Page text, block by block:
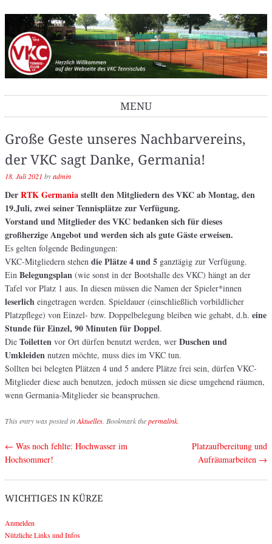
VKC Tennisclub
MENU
Große Geste unseres Nachbarvereins,
der VKC sagt Danke, Germania!
18. Juli 2021 byadmin
DerRTK Germaniastellt den Mitgliedern des VKC ab Montag, den
19.Juli, zwei seiner Tennisplätze zur Verfügung.
Vorstand und Mitglieder des VKC bedanken sich für dieses
großherzige Angebot und werden sich als gute Gäste erweisen.
Es gelten folgende Bedingungen:
VKC-Mitgliedern stehen die Plätze 4 und 5 ganztägig zur Verfügung.
Ein Belegungsplan (wie sonst in der Bootshalle des VKC) hängt an der
Tafel vor Platz 1 aus. In diesen müssen die Namen der Spieler*innen
leserlich eingetragen werden. Spieldauer (einschließlich vorbildlicher
Platzpflege) von Einzel- bzw. Doppelbelegung bleiben wie gehabt, d.h. eine
Stunde für Einzel, 90 Minuten für Doppel.
Die Toiletten vor Ort dürfen benutzt werden, wer Duschen und
Umkleiden nutzen möchte, muss dies im VKC tun.
Sollten bei belegten Plätzen 4 und 5 andere Plätze frei sein, dürfen VKC-
Mitglieder diese auch benutzen, jedoch müssen sie diese umgehend räumen,
wenn Germania-Mitglieder sie beanspruchen.
This entry was posted inAktuelles. Bookmark thepermalink.
Post navigation
← Was noch fehlte: Hochwasser im
Hochsommer!
Platzaufbereitung und
Aufräumarbeiten →
WICHTIGES IN KÜRZE
Anmelden
Nützliche Links und Infos